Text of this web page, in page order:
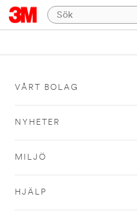
VÅRT BOLAG
NYHETER
MILJÖ
HJÄLP